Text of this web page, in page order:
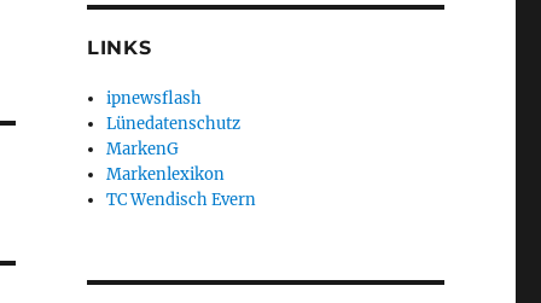
LINKS
ipnewsflash
Lünedatenschutz
MarkenG
Markenlexikon
TC Wendisch Evern